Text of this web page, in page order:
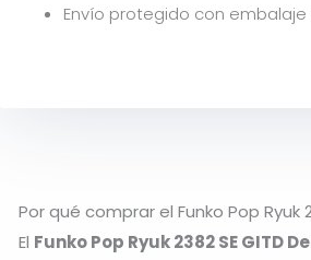
Envío protegido con embalaje
Por qué comprar el Funko Pop Ryuk
El Funko Pop Ryuk 2382 SE GITD